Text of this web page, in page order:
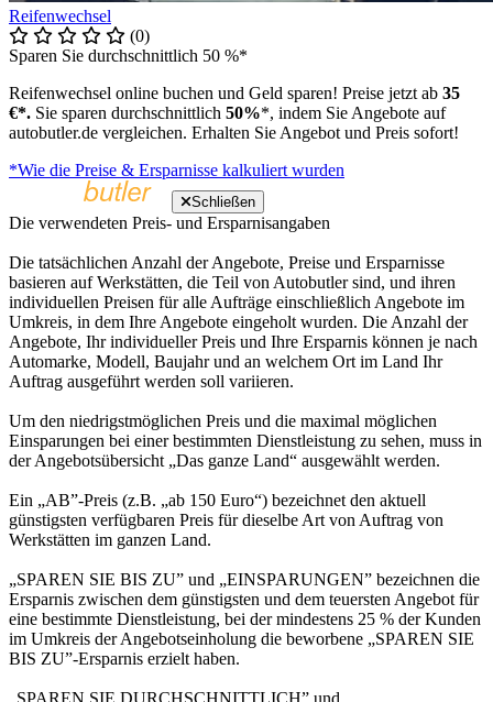
Reifenwechsel
(0)
Sparen Sie durchschnittlich 50 %*
Reifenwechsel online buchen und Geld sparen! Preise jetzt ab 35
€*. Sie sparen durchschnittlich 50%*, indem Sie Angebote auf
autobutler.de vergleichen. Erhalten Sie Angebot und Preis sofort!
*Wie die Preise & Ersparnisse kalkuliert wurden
Schließen
Die verwendeten Preis- und Ersparnisangaben
Die tatsächlichen Anzahl der Angebote, Preise und Ersparnisse
basieren auf Werkstätten, die Teil von Autobutler sind, und ihren
individuellen Preisen für alle Aufträge einschließlich Angebote im
Umkreis, in dem Ihre Angebote eingeholt wurden. Die Anzahl der
Angebote, Ihr individueller Preis und Ihre Ersparnis können je nach
Automarke, Modell, Baujahr und an welchem Ort im Land Ihr
Auftrag ausgeführt werden soll variieren.
Um den niedrigstmöglichen Preis und die maximal möglichen
Einsparungen bei einer bestimmten Dienstleistung zu sehen, muss in
der Angebotsübersicht „Das ganze Land“ ausgewählt werden.
Ein „AB”-Preis (z.B. „ab 150 Euro“) bezeichnet den aktuell
günstigsten verfügbaren Preis für dieselbe Art von Auftrag von
Werkstätten im ganzen Land.
„SPAREN SIE BIS ZU” und „EINSPARUNGEN” bezeichnen die
Ersparnis zwischen dem günstigsten und dem teuersten Angebot für
eine bestimmte Dienstleistung, bei der mindestens 25 % der Kunden
im Umkreis der Angebotseinholung die beworbene „SPAREN SIE
BIS ZU”-Ersparnis erzielt haben.
„SPAREN SIE DURCHSCHNITTLICH” und